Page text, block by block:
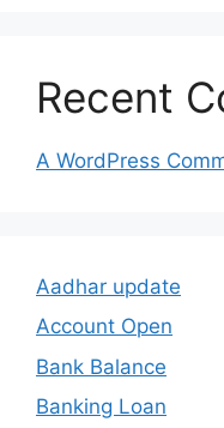
Recent
A WordPress
Aadhar update
Account Open
Bank Balance
Banking Loan